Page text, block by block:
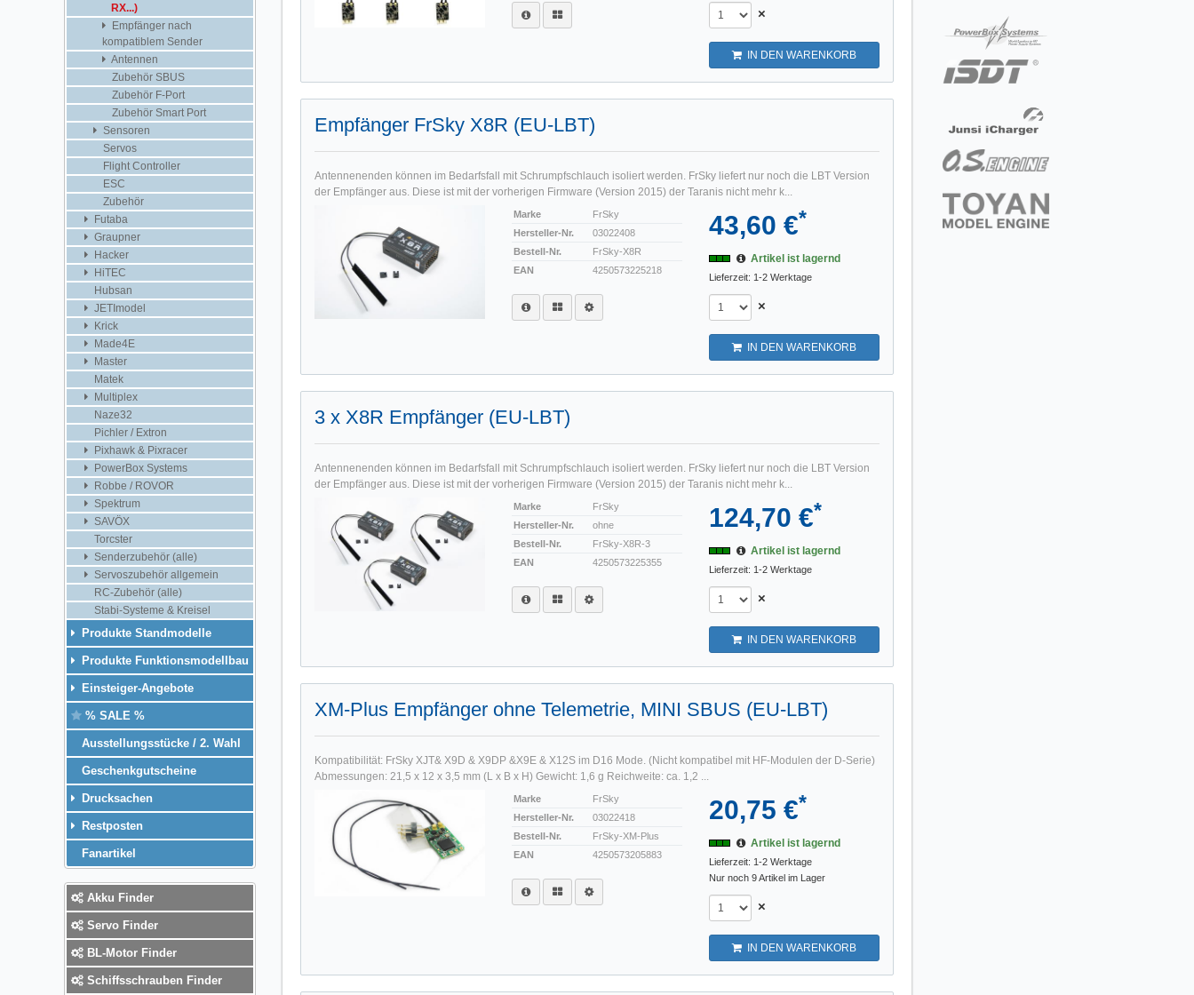
×
IN DEN WARENKORB
Empfänger FrSky X8R (EU-LBT)
Antennenenden können im Bedarfsfall mit Schrumpfschlauch isoliert werden. FrSky liefert nur noch die LBT Version
der Empfänger aus. Diese ist mit der vorherigen Firmware (Version 2015) der Taranis nicht mehr k...
Marke
FrSky
Hersteller-Nr.
03022408
Bestell-Nr.
FrSky-X8R
EAN
4250573225218
43,60 €*
Artikel ist lagernd
Lieferzeit: 1-2 Werktage
×
IN DEN WARENKORB
3 x X8R Empfänger (EU-LBT)
Antennenenden können im Bedarfsfall mit Schrumpfschlauch isoliert werden. FrSky liefert nur noch die LBT Version
der Empfänger aus. Diese ist mit der vorherigen Firmware (Version 2015) der Taranis nicht mehr k...
Marke
FrSky
Hersteller-Nr.
ohne
Bestell-Nr.
FrSky-X8R-3
EAN
4250573225355
124,70 €*
Artikel ist lagernd
Lieferzeit: 1-2 Werktage
×
IN DEN WARENKORB
XM-Plus Empfänger ohne Telemetrie, MINI SBUS (EU-LBT)
Kompatibilität: FrSky XJT& X9D & X9DP &X9E & X12S im D16 Mode. (Nicht kompatibel mit HF-Modulen der D-Serie)
Abmessungen: 21,5 x 12 x 3,5 mm (L x B x H) Gewicht: 1,6 g Reichweite: ca. 1,2 ...
Marke
FrSky
Hersteller-Nr.
03022418
Bestell-Nr.
FrSky-XM-Plus
EAN
4250573205883
20,75 €*
Artikel ist lagernd
Lieferzeit: 1-2 Werktage
Nur noch 9 Artikel im Lager
×
IN DEN WARENKORB
RX...)
Empfänger nach
kompatiblem Sender
Antennen
Zubehör SBUS
Zubehör F-Port
Zubehör Smart Port
Sensoren
Servos
Flight Controller
ESC
Zubehör
Futaba
Graupner
Hacker
HiTEC
Hubsan
JETImodel
Krick
Made4E
Master
Matek
Multiplex
Naze32
Pichler / Extron
Pixhawk & Pixracer
PowerBox Systems
Robbe / ROVOR
Spektrum
SAVÖX
Torcster
Senderzubehör (alle)
Servoszubehör allgemein
RC-Zubehör (alle)
Stabi-Systeme & Kreisel
Produkte Standmodelle
Produkte Funktionsmodellbau
Einsteiger-Angebote
% SALE %
Ausstellungsstücke / 2. Wahl
Geschenkgutscheine
Drucksachen
Restposten
Fanartikel
Akku Finder
Servo Finder
BL-Motor Finder
Schiffsschrauben Finder